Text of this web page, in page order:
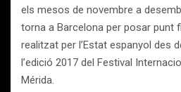
els mesos de novembre a
torna a Barcelona per posar punt
realitzat per l’Estat espanyol des
l’edició 2017 del Festival
Mérida.